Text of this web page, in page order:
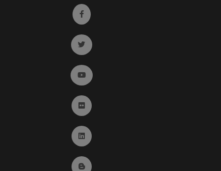
Ir a facebook (abre en ventana nueva)
Ir a twitter (abre en ventana nueva)
Ir a YouTube (abre en ventana nueva)
Ir a Flickr (abre en ventana nueva)
Ir a Linkedin (abre en ventana nueva)
Ir al Blog (abre en ventana nueva)